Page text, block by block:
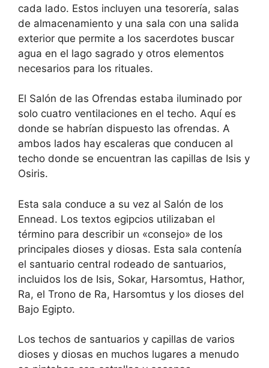
cada lado. Estos incluyen una tesorería, salas
de almacenamiento y una sala con una salida
exterior que permite a los sacerdotes buscar
agua en el lago sagrado y otros elementos
necesarios para los rituales.
El Salón de las Ofrendas estaba iluminado por
solo cuatro ventilaciones en el techo. Aquí es
donde se habrían dispuesto las ofrendas. A
ambos lados hay escaleras que conducen al
techo donde se encuentran las capillas de Isis y
Osiris.
Esta sala conduce a su vez al Salón de los
Ennead. Los textos egipcios utilizaban el
término para describir un «consejo» de los
principales dioses y diosas. Esta sala contenía
el santuario central rodeado de santuarios,
incluidos los de Isis, Sokar, Harsomtus, Hathor,
Ra, el Trono de Ra, Harsomtus y los dioses del
Bajo Egipto.
Los techos de santuarios y capillas de varios
dioses y diosas en muchos lugares a menudo